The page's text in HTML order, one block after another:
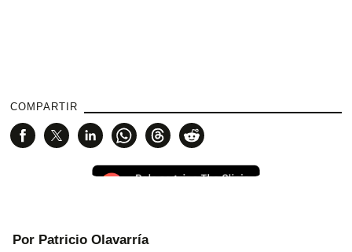
COMPARTIR
Por Patricio Olavarría